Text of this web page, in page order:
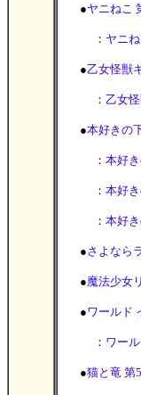
●ヤニねこ
： ヤニ
●乙女怪獣
： 乙女
●本好きの
： 本好
： 本好
： 本好
●さよなら
●魔法少女
●ワールド
： ワー
●猫と竜 第